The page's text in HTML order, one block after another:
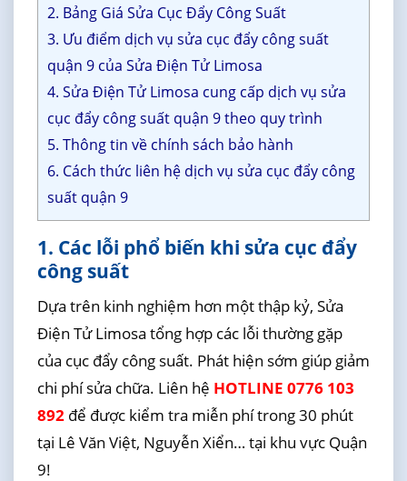
2. Bảng Giá Sửa Cục Đẩy Công Suất
3. Ưu điểm dịch vụ sửa cục đẩy công suất
quận 9 của Sửa Điện Tử Limosa
4. Sửa Điện Tử Limosa cung cấp dịch vụ sửa
cục đẩy công suất quận 9 theo quy trình
5. Thông tin về chính sách bảo hành
6. Cách thức liên hệ dịch vụ sửa cục đẩy công
suất quận 9
1. Các lỗi phổ biến khi sửa cục đẩy
công suất
Dựa trên kinh nghiệm hơn một thập kỷ, Sửa
Điện Tử Limosa tổng hợp các lỗi thường gặp
của cục đẩy công suất. Phát hiện sớm giúp giảm
chi phí sửa chữa. Liên hệ HOTLINE 0776 103
892để được kiểm tra miễn phí trong 30 phút
tại Lê Văn Việt, Nguyễn Xiển… tại khu vực Quận
9!